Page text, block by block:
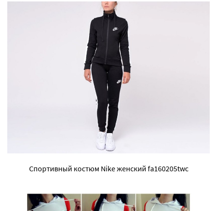
Спортивный костюм Nike женский fa160205twc